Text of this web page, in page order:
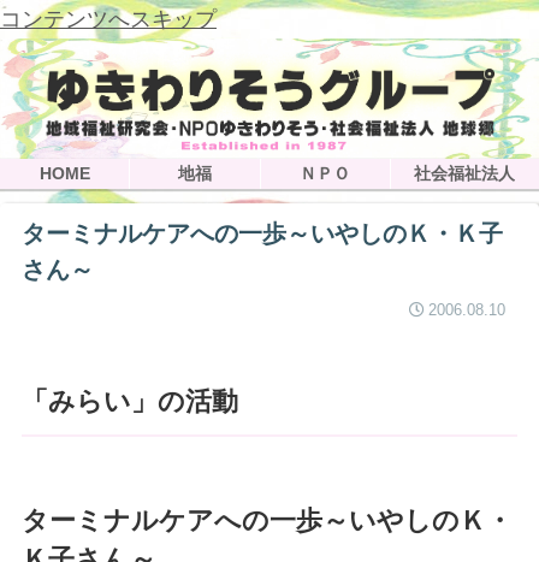
コンテンツへスキップ
HOME 地福 ＮＰＯ 社会福祉法人
ターミナルケアへの一歩～いやしのＫ・Ｋ子
さん～
2006.08.10
「みらい」の活動
ターミナルケアへの一歩～いやしのＫ・